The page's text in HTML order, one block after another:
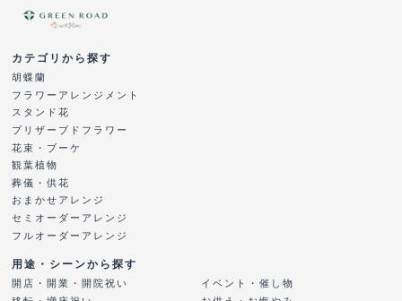
カテゴリから探す
胡蝶蘭
フラワーアレンジメント
スタンド花
プリザーブドフラワー
花束・ブーケ
観葉植物
葬儀・供花
おまかせアレンジ
セミオーダーアレンジ
フルオーダーアレンジ
用途・シーンから探す
開店・開業・開院祝い
イベント・催し物